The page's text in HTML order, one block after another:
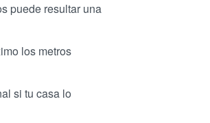
puede resultar una
los metros
si tu casa lo